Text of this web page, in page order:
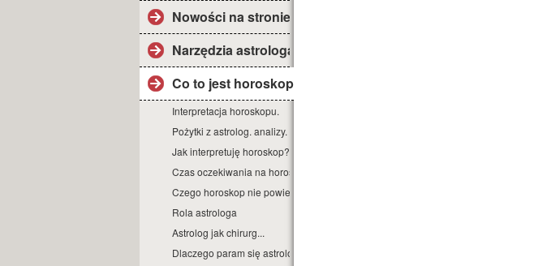
Nowości na stronie.
Narzędzia astrologa
Co to jest horoskop?
Interpretacja horoskopu.
Pożytki z astrolog. analizy.
Jak interpretuję horoskop?
Czas oczekiwania na horoskop.
Czego horoskop nie powie?
Rola astrologa
Astrolog jak chirurg...
Dlaczego param się astrologią?